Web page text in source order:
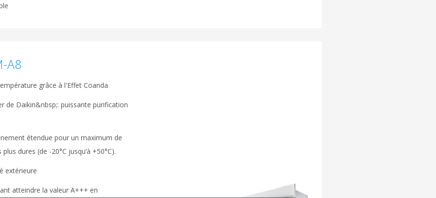
A8
grâce à l'Effet Coanda
de Daikin&nbsp;: puissante purification
étendue pour un maximum de
dures (de -20°C jusqu’à +50°C).
extérieure
atteindre la valeur A+++ en